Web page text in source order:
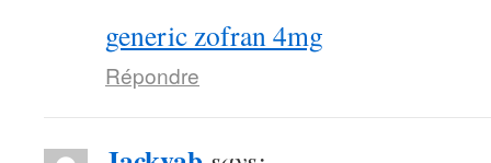
generic zofran 4mg
Répondre